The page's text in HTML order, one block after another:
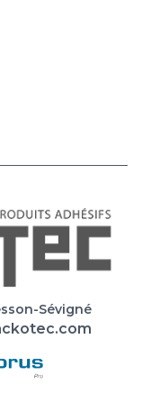
Sévigné